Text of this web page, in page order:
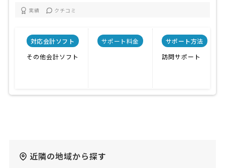
実績 クチコミ
対応会計ソフト
その他会計ソフト
サポート料金
サポート方法
訪問サポート
近隣の地域から探す